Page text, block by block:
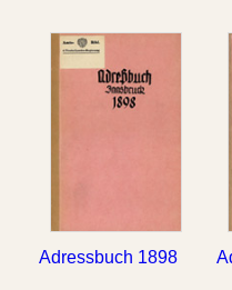
Adressbuch 1898